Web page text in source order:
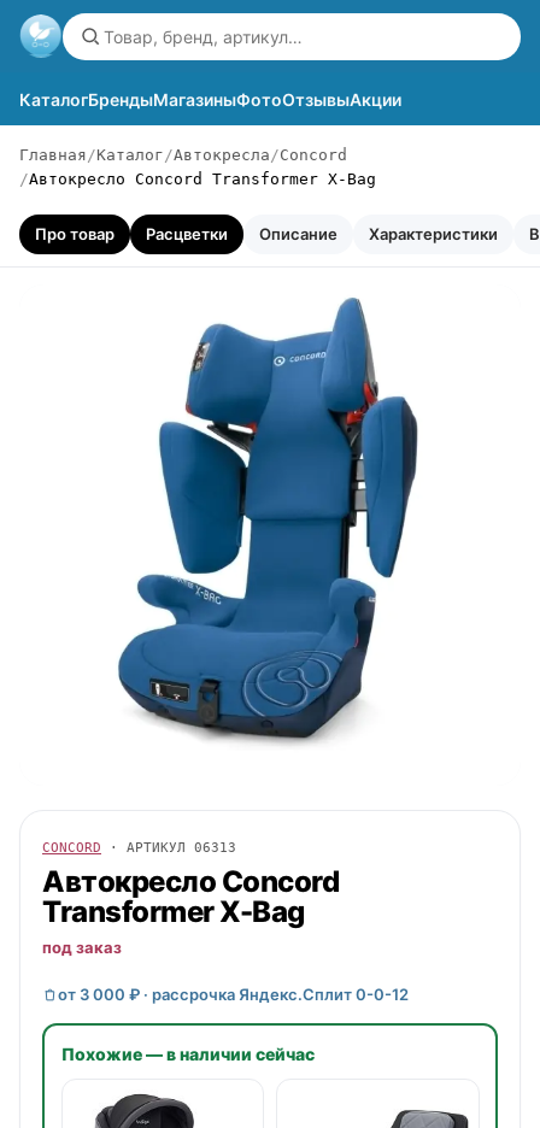
КаталогБрендыМагазиныФотоОтзывыАкции
Главная Каталог Автокресла
Concord
Автокресло Concord Transformer X-Bag
Про товар Расцветки Описание Характеристики
CONCORD · АРТИКУЛ 06313
Автокресло Concord
Transformer X-Bag
под заказ
от 3 000 ₽ · рассрочка Яндекс.Сплит 0-0-12
Похожие — в наличии сейчас